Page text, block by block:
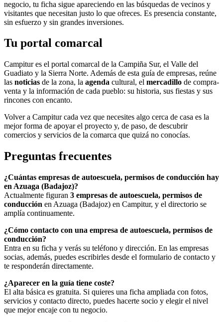
negocio, tu ficha sigue apareciendo en las búsquedas de vecinos y
visitantes que necesitan justo lo que ofreces. Es presencia constante,
sin esfuerzo y sin grandes inversiones.
Tu portal comarcal
Campitur es el portal comarcal de la Campiña Sur, el Valle del
Guadiato y la Sierra Norte. Además de esta guía de empresas, reúne
las noticias de la zona, la agenda cultural, el mercadillo de compra-
venta y la información de cada pueblo: su historia, sus fiestas y sus
rincones con encanto.
Volver a Campitur cada vez que necesites algo cerca de casa es la
mejor forma de apoyar el proyecto y, de paso, de descubrir
comercios y servicios de la comarca que quizá no conocías.
Preguntas frecuentes
¿Cuántas empresas de autoescuela, permisos de conducción hay
en Azuaga (Badajoz)?
Actualmente figuran 3 empresas de autoescuela, permisos de
conducción en Azuaga (Badajoz) en Campitur, y el directorio se
amplía continuamente.
¿Cómo contacto con una empresa de autoescuela, permisos de
conducción?
Entra en su ficha y verás su teléfono y dirección. En las empresas
socias, además, puedes escribirles desde el formulario de contacto y
te responderán directamente.
¿Aparecer en la guía tiene coste?
El alta básica es gratuita. Si quieres una ficha ampliada con fotos,
servicios y contacto directo, puedes hacerte socio y elegir el nivel
que mejor encaje con tu negocio.